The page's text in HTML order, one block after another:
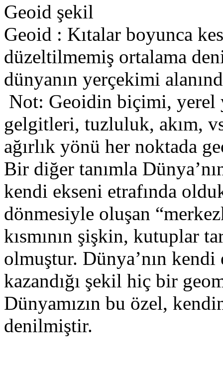
Geoid şekil
Geoid : Kıtalar boyunca
düzeltilmemiş ortalama
dünyanın yerçekimi
Not: Geoidin biçimi, yerel
gelgitleri, tuzluluk, akım,
ağırlık yönü her noktada
Bir diğer tanımla
kendi ekseni etrafında
dönmesiyle oluşan
kısmının şişkin, kutuplar
olmuştur. Dünya’nın
kazandığı şekil hiç bir
Dünyamızın bu özel,
denilmiştir.